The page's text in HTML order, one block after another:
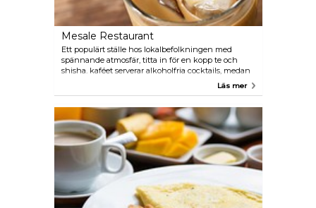
Mesale Restaurant
Ett populärt ställe hos lokalbefolkningen med
spännande atmosfär, titta in för en kopp te och
shisha. kaféet serverar alkoholfria cocktails, medan
hookha-rökandet är vanligt förekommande.Läs mer